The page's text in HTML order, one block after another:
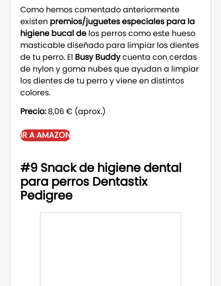
Como hemos comentado anteriormente
existen premios/juguetes especiales para la
higiene bucal de los perros como este hueso
masticable diseñado para limpiar los dientes
de tu perro. El Busy Buddycuenta con cerdas
de nylon y goma nubes que ayudan a limpiar
los dientes de tu perro y viene en distintos
colores.
Precio:8,06 € (aprox.)
IR A AMAZON
#9 Snack de higiene dental
para perros Dentastix
Pedigree